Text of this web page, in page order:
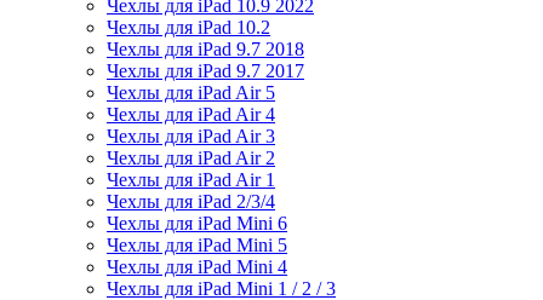
Чехлы для iPad 10.9 2022
Чехлы для iPad 10.2
Чехлы для iPad 9.7 2018
Чехлы для iPad 9.7 2017
Чехлы для iPad Air 5
Чехлы для iPad Air 4
Чехлы для iPad Air 3
Чехлы для iPad Air 2
Чехлы для iPad Air 1
Чехлы для iPad 2/3/4
Чехлы для iPad Mini 6
Чехлы для iPad Mini 5
Чехлы для iPad Mini 4
Чехлы для iPad Mini 1 / 2 / 3